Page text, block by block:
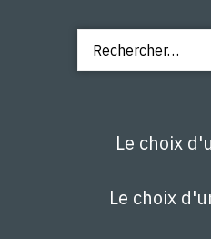
Le choix
Le choix